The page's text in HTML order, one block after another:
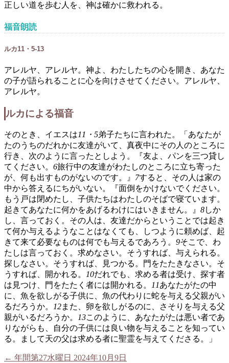
正しい道を歩む人を、神は確かに救われる。
福音朗読
ルカ11・5-13
アレルヤ、アレルヤ。神よ、わたしたちの心を開き、あなた
の子が語られることに心を向けさせてください。アレルヤ、
アレルヤ。
ルカによる福音
そのとき、イエスは11・5弟子たちに言われた。「あなたが
たのうちのだれかに友達がいて、真夜中にその人のところに
行き、次のように言ったとしよう。『友よ、パンを三つ貸し
てください。 6旅行中の友達がわたしのところに立ち寄った
が、何も出すものがないのです。』 7すると、その人は家の
中から答えるにちがいない。『面倒をかけないでください。
もう戸は閉めたし、子供たちはわたしのそばで寝ています。
起きてあなたに何かをあげるわけにはいきません。』 8しか
し、言っておく。その人は、友達だからということでは起き
て何か与えるようなことはなくても、しつように頼めば、起
きて来て必要なものは何でも与えるであろう。 9そこで、わ
たしは言っておく。求めなさい。そうすれば、与えられる。
探しなさい。そうすれば、見つかる。門をたたきなさい。そ
うすれば、開かれる。 10だれでも、求める者は受け、探す者
は見つけ、門をたたく者には開かれる。 11あなたがたの中
に、魚を欲しがる子供に、魚の代わりに蛇を与える父親がい
るだろうか。 12また、卵を欲しがるのに、さそりを与える父
親がいるだろうか。 13このように、あなたがたは悪い者であ
りながらも、自分の子供には良い物を与えることを知ってい
る。まして天の父は求める者に聖霊を与えてくださる。」
← 年間第27水曜日 2024年10月9日